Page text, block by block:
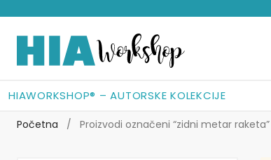
HIAWORKSHOP® – AUTORSKE KOLEKCIJE
Preskoči
na
navigaciju
Skoči
do
sadržaja
Početna / Proizvodi označeni “zidni metar raketa”